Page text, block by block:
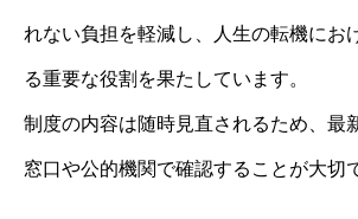
れない負担を軽減し、人生の転機にお
る重要な役割を果たしています。
制度の内容は随時見直されるため、最
窓口や公的機関で確認することが大切